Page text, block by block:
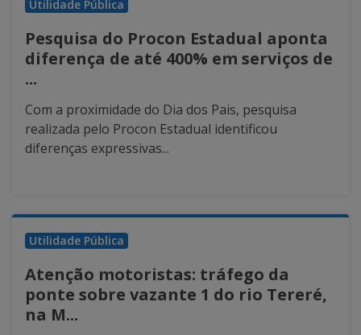
Utilidade Pública
Pesquisa do Procon Estadual aponta
diferença de até 400% em serviços de
...
Com a proximidade do Dia dos Pais, pesquisa
realizada pelo Procon Estadual identificou
diferenças expressivas...
Utilidade Pública
Atenção motoristas: tráfego da
ponte sobre vazante 1 do rio Tereré,
na M...